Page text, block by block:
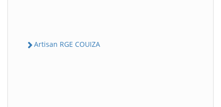
Artisan RGE COUIZA